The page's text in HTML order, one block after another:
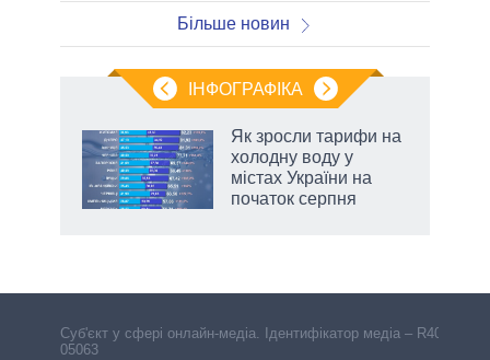
Більше новин
ІНФОГРАФІКА
Як зросли тарифи на
холодну воду у
містах України на
початок серпня
Cуб'єкт у сфері онлайн-медіа. Ідентифікатор медіа – R40-
05063